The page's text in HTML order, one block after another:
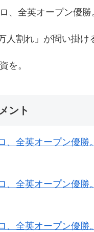
、全英オープン優勝
人割れ」が問い掛け
を。
ント
、全英オープン優勝。
、全英オープン優勝。
、全英オープン優勝。